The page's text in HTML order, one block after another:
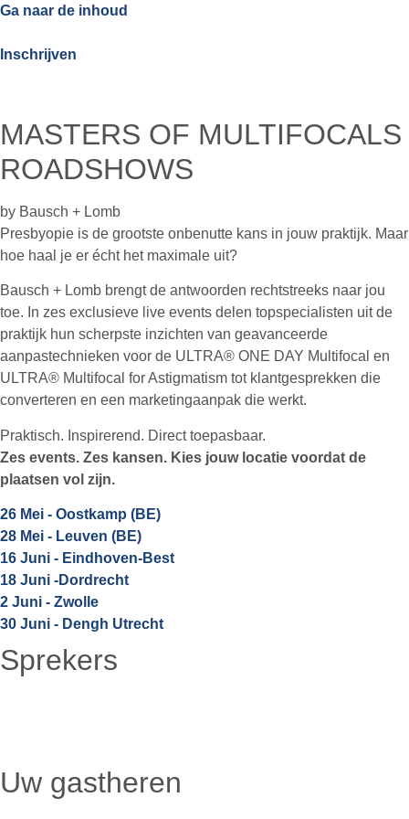
Ga naar de inhoud
Inschrijven
MASTERS OF MULTIFOCALS
ROADSHOWS
by Bausch + Lomb
Presbyopie is de grootste onbenutte kans in jouw praktijk. Maar
hoe haal je er écht het maximale uit?
Bausch + Lomb brengt de antwoorden rechtstreeks naar jou
toe. In zes exclusieve live events delen topspecialisten uit de
praktijk hun scherpste inzichten van geavanceerde
aanpastechnieken voor de ULTRA® ONE DAY Multifocal en
ULTRA® Multifocal for Astigmatism tot klantgesprekken die
converteren en een marketingaanpak die werkt.
Praktisch. Inspirerend. Direct toepasbaar.
Zes events. Zes kansen. Kies jouw locatie voordat de
plaatsen vol zijn.
26 Mei - Oostkamp (BE)
28 Mei - Leuven (BE)
16 Juni - Eindhoven-Best
18 Juni -Dordrecht
2 Juni - Zwolle
30 Juni - Dengh Utrecht
Sprekers
Uw gastheren